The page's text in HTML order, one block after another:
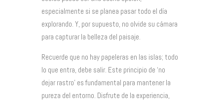
especialmente si se planea pasar todo el día
explorando. Y, por supuesto, no olvide su cámara
para capturar la belleza del paisaje.
Recuerde que no hay papeleras en las islas; todo
lo que entra, debe salir. Este principio de ‘no
dejar rastro’ es fundamental para mantener la
pureza del entorno. Disfrute de la experiencia,